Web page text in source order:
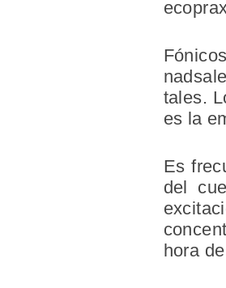
tales.
es la
Es
del
hora